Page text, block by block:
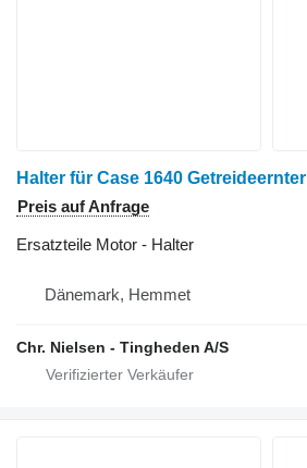
Halter für Case 1640 Getreideernter
Preis auf Anfrage
Ersatzteile Motor - Halter
Dänemark, Hemmet
Chr. Nielsen - Tingheden A/S